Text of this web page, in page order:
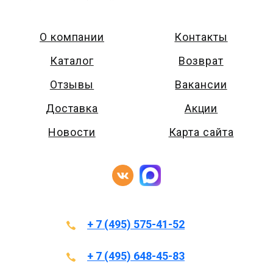
О компании
Каталог
Отзывы
Доставка
Новости
Контакты
Возврат
Вакансии
Акции
Карта сайта
+ 7 (495) 575-41-52
+ 7 (495) 648-45-83